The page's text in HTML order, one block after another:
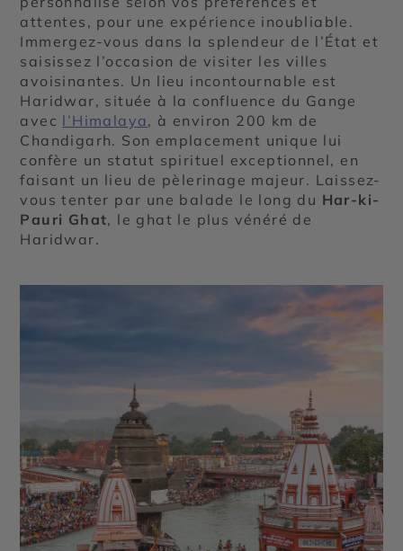
attentes, pour une expérience inoubliable.
Immergez-vous dans la splendeur de l’État et
saisissez l’occasion de visiter les villes
avoisinantes. Un lieu incontournable est
Haridwar, située à la confluence du Gange
avec l’Himalaya, à environ 200 km de
Chandigarh. Son emplacement unique lui
confère un statut spirituel exceptionnel, en
faisant un lieu de pèlerinage majeur. Laissez-
vous tenter par une balade le long du Har-ki-
Pauri Ghat, le ghat le plus vénéré de
Haridwar.